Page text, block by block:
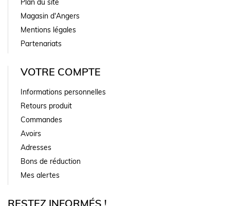
Plan du site
Magasin d'Angers
Mentions légales
Partenariats
VOTRE COMPTE
Informations personnelles
Retours produit
Commandes
Avoirs
Adresses
Bons de réduction
Mes alertes
RESTEZ INFORMÉS !